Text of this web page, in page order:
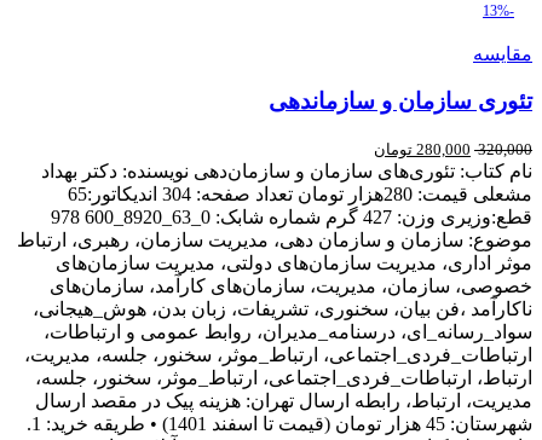
-13%
مقایسه
تئوری سازمان و سازماندهی
320,000
280,000 تومان
نام کتاب: تئوری‌های سازمان و سازمان‌دهی نویسنده: دکتر بهداد
مشعلی قیمت: 280هزار تومان تعداد صفحه: 304 اندیکاتور:65
قطع:وزیری وزن: 427 گرم شماره شابک: 0_63_8920_600 978
موضوع: سازمان و سازمان دهی، مدیریت سازمان، رهبری، ارتباط
موثر اداری، مدیریت سازمان‌های دولتی، مدیریت سازمان‌های
خصوصی، سازمان، مدیریت، سازمان‌های کارآمد، سازمان‌های
ناکارآمد ،فن بیان، سخنوری، تشریفات، زبان بدن، هوش_هیجانی،
سواد_رسانه_ای، درسنامه_مدیران، روابط عمومی و ارتباطات،
ارتباطات_فردی_اجتماعی، ارتباط_موثر، سخنور، جلسه، مدیریت،
ارتباط، ارتباطات_فردی_اجتماعی، ارتباط_موثر، سخنور، جلسه،
مدیریت، ارتباط، رابطه ارسال تهران: هزینه پیک در مقصد ارسال
شهرستان: 45 هزار تومان (قیمت تا اسفند 1401) • طریقه خرید: 1.